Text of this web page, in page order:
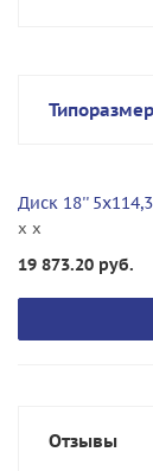
Диск 18''
x x
19 873.20 руб.
Отзывы